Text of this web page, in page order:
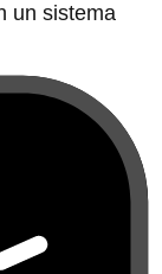
un sistema